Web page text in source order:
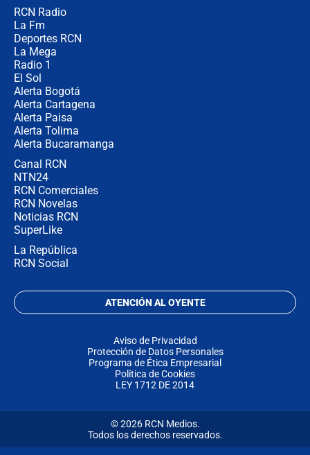
RCN Radio
La Fm
Deportes RCN
La Mega
Radio 1
El Sol
Alerta Bogotá
Alerta Cartagena
Alerta Paisa
Alerta Tolima
Alerta Bucaramanga
Canal RCN
NTN24
RCN Comerciales
RCN Novelas
Noticias RCN
SuperLike
La República
RCN Social
ATENCIÓN AL OYENTE
Aviso de Privacidad
Protección de Datos Personales
Programa de Ética Empresarial
Política de Cookies
LEY 1712 DE 2014
© 2026 RCN Medios.
Todos los derechos reservados.